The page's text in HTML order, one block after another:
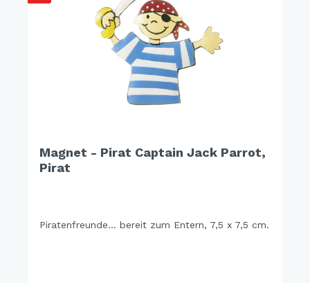
Magnet - Pirat Captain Jack Parrot,
Pirat
Piratenfreunde... bereit zum Entern, 7,5 x 7,5 cm.